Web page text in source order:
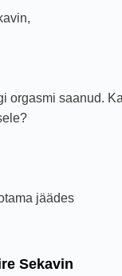
orgasmi saanud.
jäädes
Sekavin